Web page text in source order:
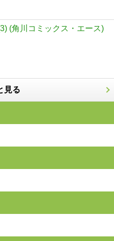
(角川コミックス・エース)
見る